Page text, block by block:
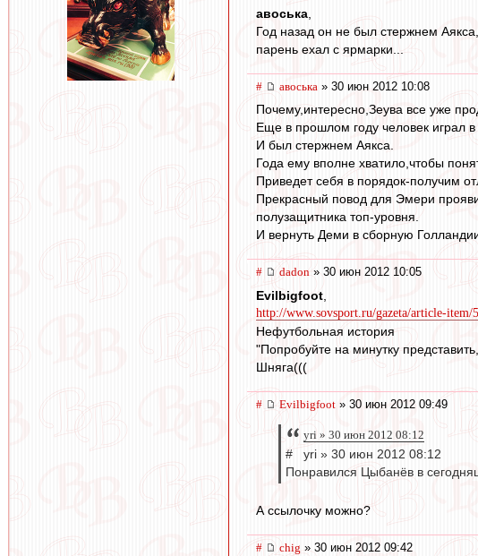
авоська
Год назад он не был стержнем
парень ехал с ярмарки...
# авоська » 30 июн 2012 10:08
Почему,интересно,Зеува все уже
Еще в прошлом году человек играл
И был стержнем Аякса.
Года ему вполне хватило,чтобы
Приведет себя в порядок-получим
Прекрасный повод для Эмери
полузащитника топ-уровня.
И вернуть Деми в сборную
# dadon » 30 июн 2012 10:05
Evilbigfoot
http://www.sovsport.ru/gazeta/article-item/
Нефутбольная история
"Попробуйте на минутку
Шняга(((
# Evilbigfoot » 30 июн 2012 09:49
yri » 30 июн 2012 08:12
# yri » 30 июн 2012 08:12
Понравился Цыбанёв в
А ссылочку можно?
# chig » 30 июн 2012 09:42